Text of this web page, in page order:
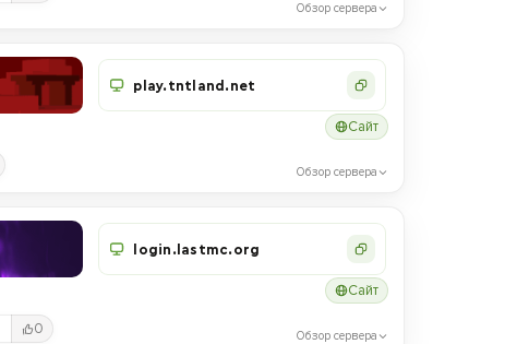
Обзор сервера
play.tntland.net
Сайт
Обзор сервера
0
login.lastmc.org
Сайт
Обзор сервера